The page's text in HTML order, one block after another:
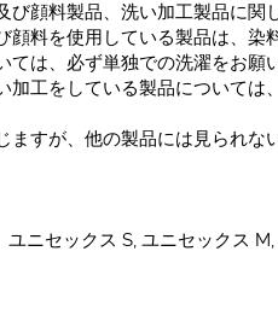
び顔料製品、洗い加工製品に関
顔料を使用している製品は、染
ては、必ず単独での洗濯をお願
加工をしている製品について
ますが、他の製品には見られな
ユニセックス S, ユニセックス